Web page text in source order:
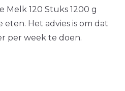
120 Stuks 1200 g
eten. Het advies is om dat
per week te doen.